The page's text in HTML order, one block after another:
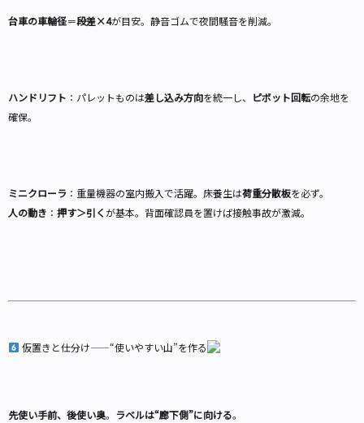
台車の車輪径＝段差×4が目安。静音ゴムで夜間騒音を削減。
ハンドリフト ：パレットものは差し込み方向を統一し、 ピボット回転の余地を
確保。
ミニクローラ ：重量機器の室内搬入で活躍。床養生は荷重分散板を必ず。
人の動き ： 押す＞引くが基本。背面確認員を置けば接触事故が激減。
仮置きと仕分け——“使いやすい山”を作る
先使い手前、後使い奥。 ラベルは“廊下側”に向ける。